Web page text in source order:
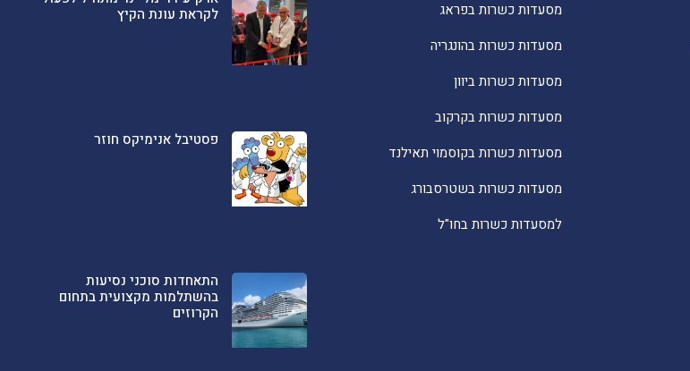
לקראת עונת הקיץ
פסטיבל אנימיקס חוזר
התאחדות סוכני נסיעות
בהשתלמות מקצועית בתחום
הקרוזים
מסעדות כשרות בפראג
מסעדות כשרות בהונגריה
מסעדות כשרות ביוון
מסעדות כשרות בקרקוב
מסעדות כשרות בקוסמוי תאילנד
מסעדות כשרות בשטרסבורג
למסעדות כשרות בחו"ל